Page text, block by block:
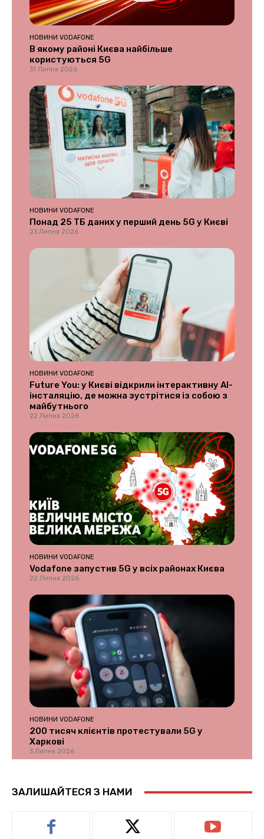
НОВИНИ VODAFONE
В якому районі Києва найбільше
користуються 5G
31 Липня 2026
НОВИНИ VODAFONE
Понад 25 ТБ даних у перший день 5G у Києві
23 Липня 2026
НОВИНИ VODAFONE
Future You: у Києві відкрили інтерактивну AI-
інсталяцію, де можна зустрітися із собою з
майбутнього
22 Липня 2026
НОВИНИ VODAFONE
Vodafone запустив 5G у всіх районах Києва
22 Липня 2026
НОВИНИ VODAFONE
200 тисяч клієнтів протестували 5G у
Харкові
3 Липня 2026
ЗАЛИШАЙТЕСЯ З НАМИ